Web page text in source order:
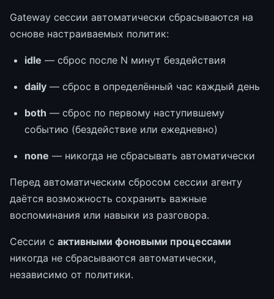
Gateway сессии автоматически сбрасываются на
основе настраиваемых политик:
idle — сброс после N минут бездействия
daily — сброс в определённый час каждый день
both — сброс по первому наступившему
событию (бездействие или ежедневно)
none — никогда не сбрасывать автоматически
Перед автоматическим сбросом сессии агенту
даётся возможность сохранить важные
воспоминания или навыки из разговора.
Сессии с активными фоновыми процессами
никогда не сбрасываются автоматически,
независимо от политики.